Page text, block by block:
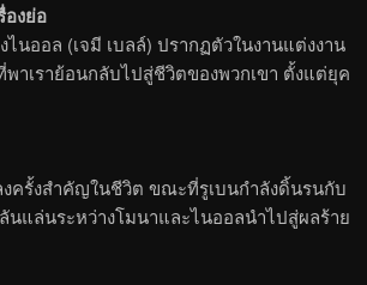
องย่อ
นออล (เจมี เบลล์) ปรากฏตัวในงานแต่งงาน
าเราย้อนกลับไปสู่ชีวิตของพวกเขา ตั้งแต่ยุค
ครั้งสำคัญในชีวิต ขณะที่รูเบนกำลังดิ้นรนกับ
แล่นระหว่างโมนาและไนออลนำไปสู่ผลร้าย